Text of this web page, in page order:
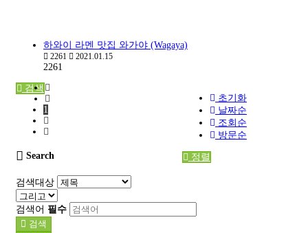
하와이 라멘 맛집 와가야 (Wagaya)
2261 2021.01.15
2261
초기화
날짜순
조회순
방문순
정렬
검색
1
Search
검색대상
검색어 필수
검색